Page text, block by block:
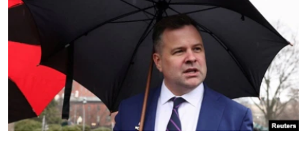
فرهنگ و زندگی
حقوق شهروندی
اقتصادی
علم و فناوری
اسرائیل در جنگ
مستندها
انتخابات ریاست جمهوری آمریکا ۲۰۲۴
حمله جمهوری اسلامی به اسرائیل
رمز مهسا
ورزش زنان در ایران
دنبال کنید
زبانهای مختلف